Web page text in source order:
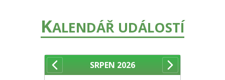
KALENDÁŘ UDÁLOSTÍ
SRPEN 2026